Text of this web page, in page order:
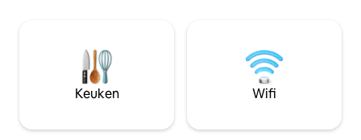
voor gezinnen of vrienden die op zoek
zijn naar een rustig, milieuvriendelijk
uitje waar de tijd langzamer gaat en
echte momenten zich ontvouwen.
historische
combineert
en
toegestaan in de
Keuken Wifi